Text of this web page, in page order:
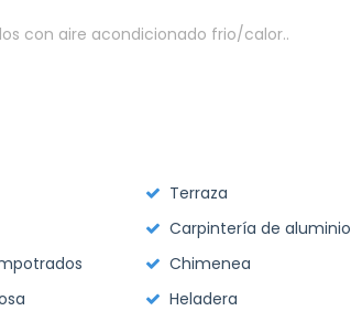
con aire acondicionado frio/calor..
Terraza
Carpintería de aluminio
Chimenea
Heladera